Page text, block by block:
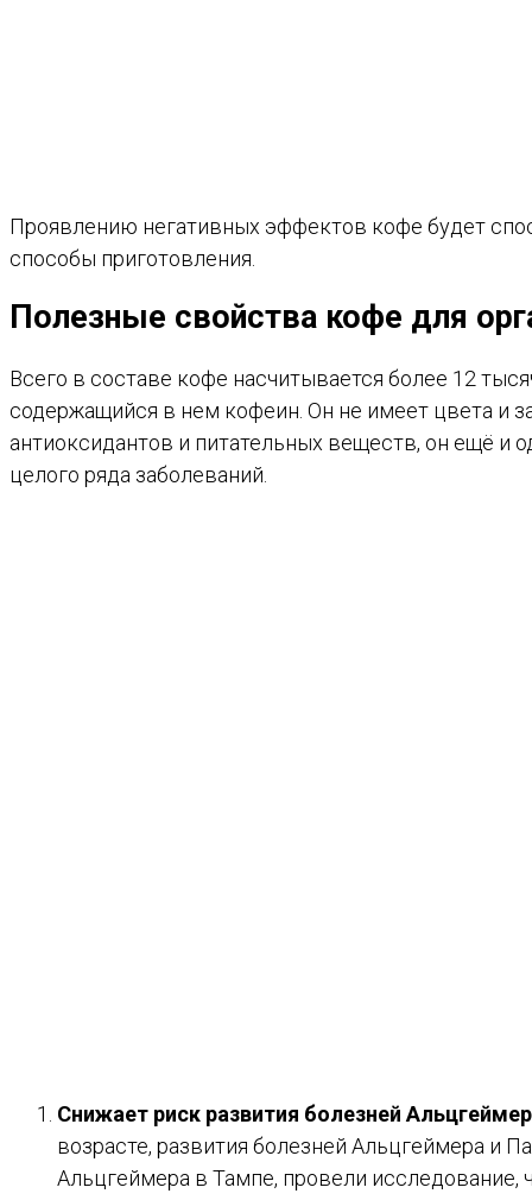
Проявлению негативных эффектов кофе будет
способы приготовления.
Полезные свойства кофе для
Всего в составе кофе насчитывается более 12
содержащийся в нем кофеин. Он не имеет цвета и
антиоксидантов и питательных веществ, он ещё и
целого ряда заболеваний.
Снижает риск развития болезней
возрасте, развития болезней Альцгеймера и
Альцгеймера в Тампе, провели исследование,